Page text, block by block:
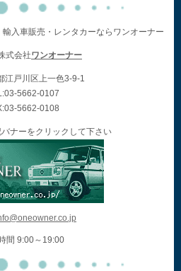
入車販売・レンタカーならワンオーナー
式会社ワンオーナー
江戸川区上一色3-9-1
5662-0107
5662-0108
ナーをクリックして下さい
間 9:00～19:00